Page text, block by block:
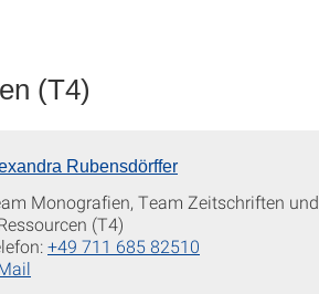
(T4)
Rubensdörffer
Monografien, Team Zeitschriften und
(T4)
+49 711 685 82510